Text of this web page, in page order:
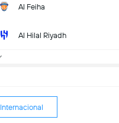
Al Feiha
Al Hilal Riyadh
Internacional